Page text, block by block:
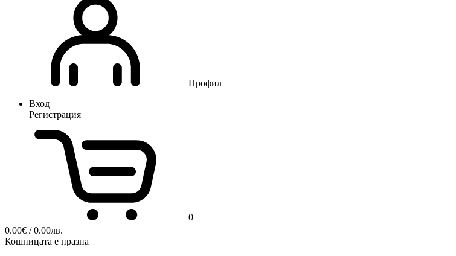
Профил
Вход
Регистрация
0
0.00€ / 0.00лв.
Кошницата е празна